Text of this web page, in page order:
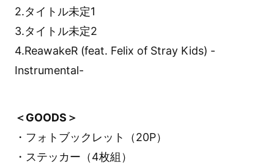
2.タイトル未定1
3.タイトル未定2
4.ReawakeR (feat. Felix of Stray Kids) -
Instrumental-
＜GOODS＞
・フォトブックレット（20P）
・ステッカー（4枚組）